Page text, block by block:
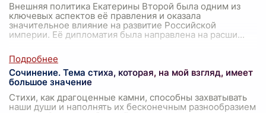
Внешняя политика Екатерины Второй была одним из
ключевых аспектов её правления и оказала
значительное влияние на развитие Российской
империи. Её дипломатия была направлена на расши...
Сочинение. Тема стиха, которая, на мой взгляд, имеет
большое значение
Стихи, как драгоценные камни, способны захватывать
наши души и наполнять их бесконечным разнообразием